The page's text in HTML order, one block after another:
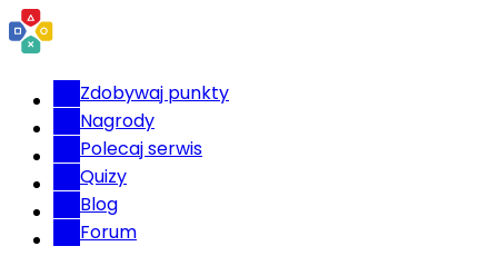
Zdobywaj punkty
Nagrody
Polecaj serwis
Quizy
Blog
Forum